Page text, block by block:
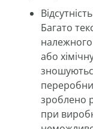
Багато
або
зроблено
при